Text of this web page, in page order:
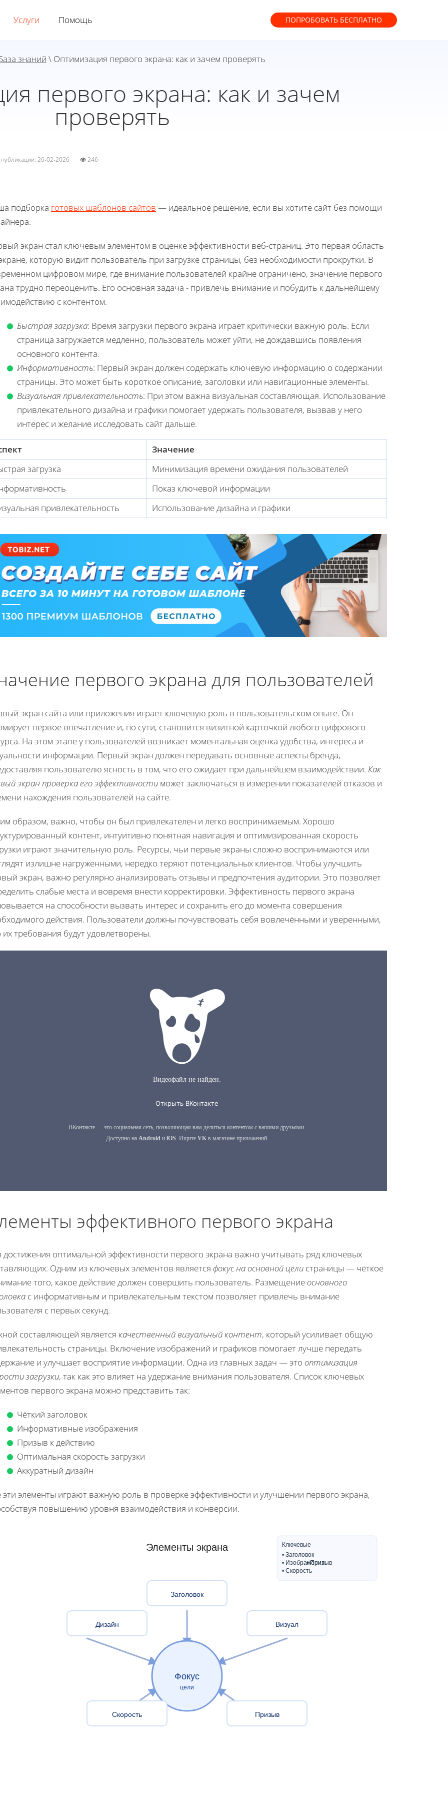
Услуги Помощь ПОПРОБОВАТЬ БЕСПЛАТНО
знаний \ Оптимизация первого экрана: как и зачем проверять
первого экрана: как и зачем
проверять
публикации: 26-02-2026 246
подборка готовых шаблонов сайтов — идеальное решение, если вы хотите сайт без помощи
экран стал ключевым элементом в оценке эффективности веб-страниц. Это первая область
которую видит пользователь при загрузке страницы, без необходимости прокрутки. В
цифровом мире, где внимание пользователей крайне ограничено, значение первого
трудно переоценить. Его основная задача - привлечь внимание и побудить к дальнейшему
с контентом.
Быстрая загрузка: Время загрузки первого экрана играет критически важную роль. Если
страница загружается медленно, пользователь может уйти, не дождавшись появления
основного контента.
Информативность: Первый экран должен содержать ключевую информацию о содержании
страницы. Это может быть короткое описание, заголовки или навигационные элементы.
Визуальная привлекательность: При этом важна визуальная составляющая. Использование
привлекательного дизайна и графики помогает удержать пользователя, вызвав у него
интерес и желание исследовать сайт дальше.
Значение
загрузка
Минимизация времени ожидания пользователей
Показ ключевой информации
привлекательность
Использование дизайна и графики
первого экрана для пользователей
экран сайта или приложения играет ключевую роль в пользовательском опыте. Он
первое впечатление и, по сути, становится визитной карточкой любого цифрового
На этом этапе у пользователей возникает моментальная оценка удобства, интереса и
информации. Первый экран должен передавать основные аспекты бренда,
пользователю ясность в том, что его ожидает при дальнейшем взаимодействии. Как
экран проверка его эффективности может заключаться в измерении показателей отказов и
нахождения пользователей на сайте.
образом, важно, чтобы он был привлекателен и легко воспринимаемым. Хорошо
контент, интуитивно понятная навигация и оптимизированная скорость
играют значительную роль. Ресурсы, чьи первые экраны сложно воспринимаются или
излишне нагруженными, нередко теряют потенциальных клиентов. Чтобы улучшить
экран, важно регулярно анализировать отзывы и предпочтения аудитории. Это позволяет
слабые места и вовремя внести корректировки. Эффективность первого экрана
на способности вызвать интерес и сохранить его до момента совершения
действия. Пользователи должны почувствовать себя вовлечёнными и уверенными,
их требования будут удовлетворены.
эффективного первого экрана
достижения оптимальной эффективности первого экрана важно учитывать ряд ключевых
Одним из ключевых элементов является фокус на основной цели страницы — чёткое
того, какое действие должен совершить пользователь. Размещениеосновного
с информативным и привлекательным текстом позволяет привлечь внимание
с первых секунд.
составляющей является качественный визуальный контент, который усиливает общую
страницы. Включение изображений и графиков помогает лучше передать
и улучшает восприятие информации. Одна из главных задач — это оптимизация
загрузки, так как это влияет на удержание внимания пользователя. Список ключевых
первого экрана можно представить так:
Чёткий заголовок
Информативные изображения
Призыв к действию
Оптимальная скорость загрузки
Аккуратный дизайн
эти элементы играют важную роль в проверке эффективности и улучшении первого экрана,
повышению уровня взаимодействия и конверсии.
Элементы экрана
Фокус
цели
Заголовок
Визуал
Призыв
Скорость
Дизайн
Ключевые
• Заголовок
• Изображения
• Призыв
• Скорость